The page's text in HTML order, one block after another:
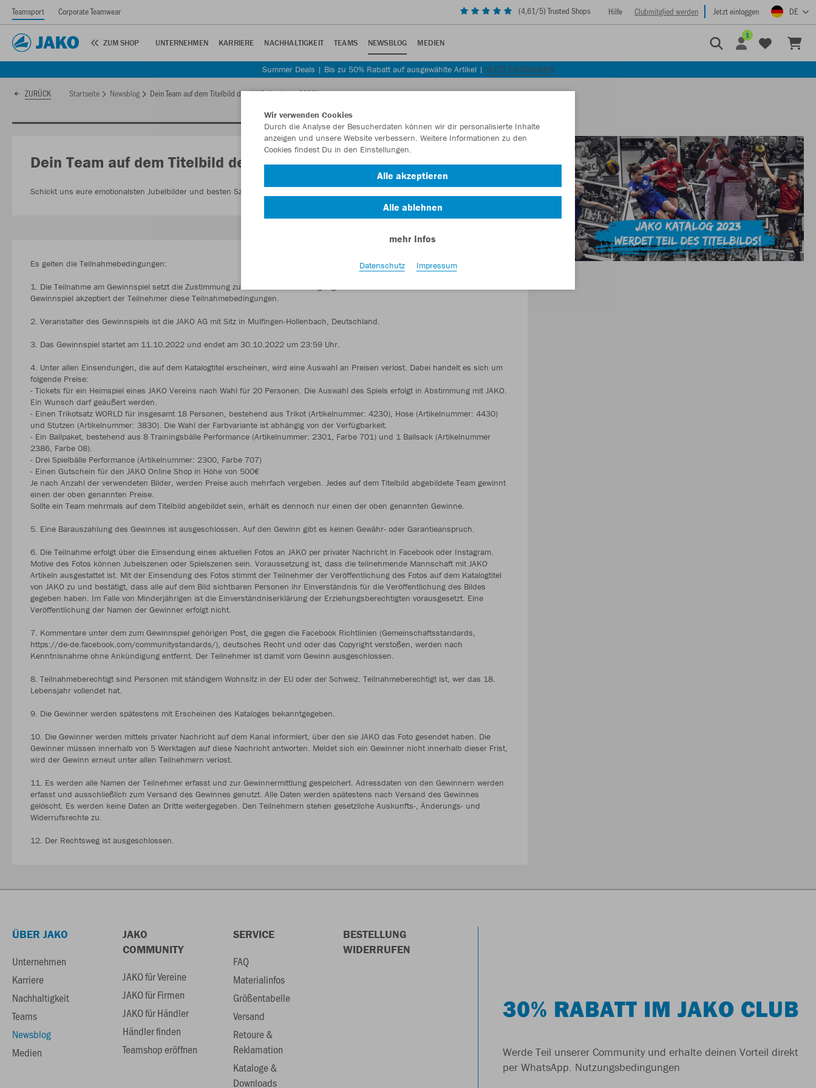
Teamsport Corporate Teamwear (4,61/5) Trusted Shops Hilfe Clubmitglied werden Jetzt einloggen DE
ZUM SHOP UNTERNEHMEN KARRIERE NACHHALTIGKEIT TEAMS NEWSBLOG MEDIEN
1
Summer Deals | Bis zu 50% Rabatt auf ausgewählte Artikel | JETZT ENTDECKEN
ZURÜCK Startseite Newsblog Dein Team auf dem Titelbild des JAKO Kataloges 2023!
Dein Team auf dem Titelbild des JAKO Kataloges 2023!
Schickt uns eure emotionalsten Jubelbilder und besten Szenen aus eurer Sportart und gewinnt attraktive Preise.
Es gelten die Teilnahmebedingungen:
1. Die Teilnahme am Gewinnspiel setzt die Zustimmung zu den Teilnahmebedingungen voraus. Mit der Teilnahme an dem
Gewinnspiel akzeptiert der Teilnehmer diese Teilnahmebedingungen.
2. Veranstalter des Gewinnspiels ist die JAKO AG mit Sitz in Mulfingen-Hollenbach, Deutschland.
3. Das Gewinnspiel startet am 11.10.2022 und endet am 30.10.2022 um 23:59 Uhr.
4. Unter allen Einsendungen, die auf dem Katalogtitel erscheinen, wird eine Auswahl an Preisen verlost. Dabei handelt es sich um
folgende Preise:
- Tickets für ein Heimspiel eines JAKO Vereins nach Wahl für 20 Personen. Die Auswahl des Spiels erfolgt in Abstimmung mit JAKO.
Ein Wunsch darf geäußert werden.
- Einen Trikotsatz WORLD für insgesamt 18 Personen, bestehend aus Trikot (Artikelnummer: 4230), Hose (Artikelnummer: 4430)
und Stutzen (Artikelnummer: 3830). Die Wahl der Farbvariante ist abhängig von der Verfügbarkeit.
- Ein Ballpaket, bestehend aus 8 Trainingsbälle Performance (Artikelnummer: 2301, Farbe 701) und 1 Ballsack (Artikelnummer
2386, Farbe 08).
- Drei Spielbälle Performance (Artikelnummer: 2300, Farbe 707)
- Einen Gutschein für den JAKO Online Shop in Höhe von 500€
Je nach Anzahl der verwendeten Bilder, werden Preise auch mehrfach vergeben. Jedes auf dem Titelbild abgebildete Team gewinnt
einen der oben genannten Preise.
Sollte ein Team mehrmals auf dem Titelbild abgebildet sein, erhält es dennoch nur einen der oben genannten Gewinne.
5. Eine Barauszahlung des Gewinnes ist ausgeschlossen. Auf den Gewinn gibt es keinen Gewähr- oder Garantieanspruch.
6. Die Teilnahme erfolgt über die Einsendung eines aktuellen Fotos an JAKO per privater Nachricht in Facebook oder Instagram.
Motive des Fotos können Jubelszenen oder Spielszenen sein. Voraussetzung ist, dass die teilnehmende Mannschaft mit JAKO
Artikeln ausgestattet ist. Mit der Einsendung des Fotos stimmt der Teilnehmer der Veröffentlichung des Fotos auf dem Katalogtitel
von JAKO zu und bestätigt, dass alle auf dem Bild sichtbaren Personen ihr Einverständnis für die Veröffentlichung des Bildes
gegeben haben. Im Falle von Minderjährigen ist die Einverständniserklärung der Erziehungsberechtigten vorausgesetzt. Eine
Veröffentlichung der Namen der Gewinner erfolgt nicht.
7. Kommentare unter dem zum Gewinnspiel gehörigen Post, die gegen die Facebook Richtlinien (Gemeinschaftsstandards,
https://de-de.facebook.com/communitystandards/), deutsches Recht und oder das Copyright verstoßen, werden nach
Kenntnisnahme ohne Ankündigung entfernt. Der Teilnehmer ist damit vom Gewinn ausgeschlossen.
8. Teilnahmeberechtigt sind Personen mit ständigem Wohnsitz in der EU oder der Schweiz. Teilnahmeberechtigt ist, wer das 18.
Lebensjahr vollendet hat.
9. Die Gewinner werden spätestens mit Erscheinen des Kataloges bekanntgegeben.
10. Die Gewinner werden mittels privater Nachricht auf dem Kanal informiert, über den sie JAKO das Foto gesendet haben. Die
Gewinner müssen innerhalb von 5 Werktagen auf diese Nachricht antworten. Meldet sich ein Gewinner nicht innerhalb dieser Frist,
wird der Gewinn erneut unter allen Teilnehmern verlost.
11. Es werden alle Namen der Teilnehmer erfasst und zur Gewinnermittlung gespeichert. Adressdaten von den Gewinnern werden
erfasst und ausschließlich zum Versand des Gewinnes genutzt. Alle Daten werden spätestens nach Versand des Gewinnes
gelöscht. Es werden keine Daten an Dritte weitergegeben. Den Teilnehmern stehen gesetzliche Auskunfts-, Änderungs- und
Widerrufsrechte zu.
12. Der Rechtsweg ist ausgeschlossen.
ÜBER JAKO
Unternehmen
Karriere
Nachhaltigkeit
Teams
Newsblog
Medien
JAKO
COMMUNITY
JAKO für Vereine
JAKO für Firmen
JAKO für Händler
Händler finden
Teamshop eröffnen
SERVICE
FAQ
Materialinfos
Größentabelle
Versand
Retoure &
Reklamation
Kataloge &
Downloads
BESTELLUNG
WIDERRUFEN
30% RABATT IM JAKO CLUB
Werde Teil unserer Community und erhalte deinen Vorteil direkt
per WhatsApp. Nutzungsbedingungen
Wir verwenden Cookies
Durch die Analyse der Besucherdaten können wir dir personalisierte Inhalte
anzeigen und unsere Website verbessern. Weitere Informationen zu den
Cookies findest Du in den Einstellungen.
Alle akzeptieren
Alle ablehnen
mehr Infos
Datenschutz Impressum